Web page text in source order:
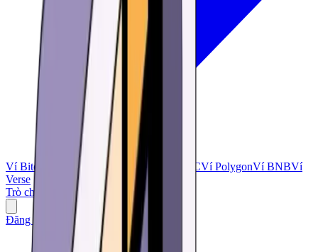
Ví Bitcoin Bitcoin Cash Ví USDT Ví USDCVí PolygonVí BNBVí
Verse
Trò chơi
Học Nghiên cứu Ưu đãi
Đăng nhập